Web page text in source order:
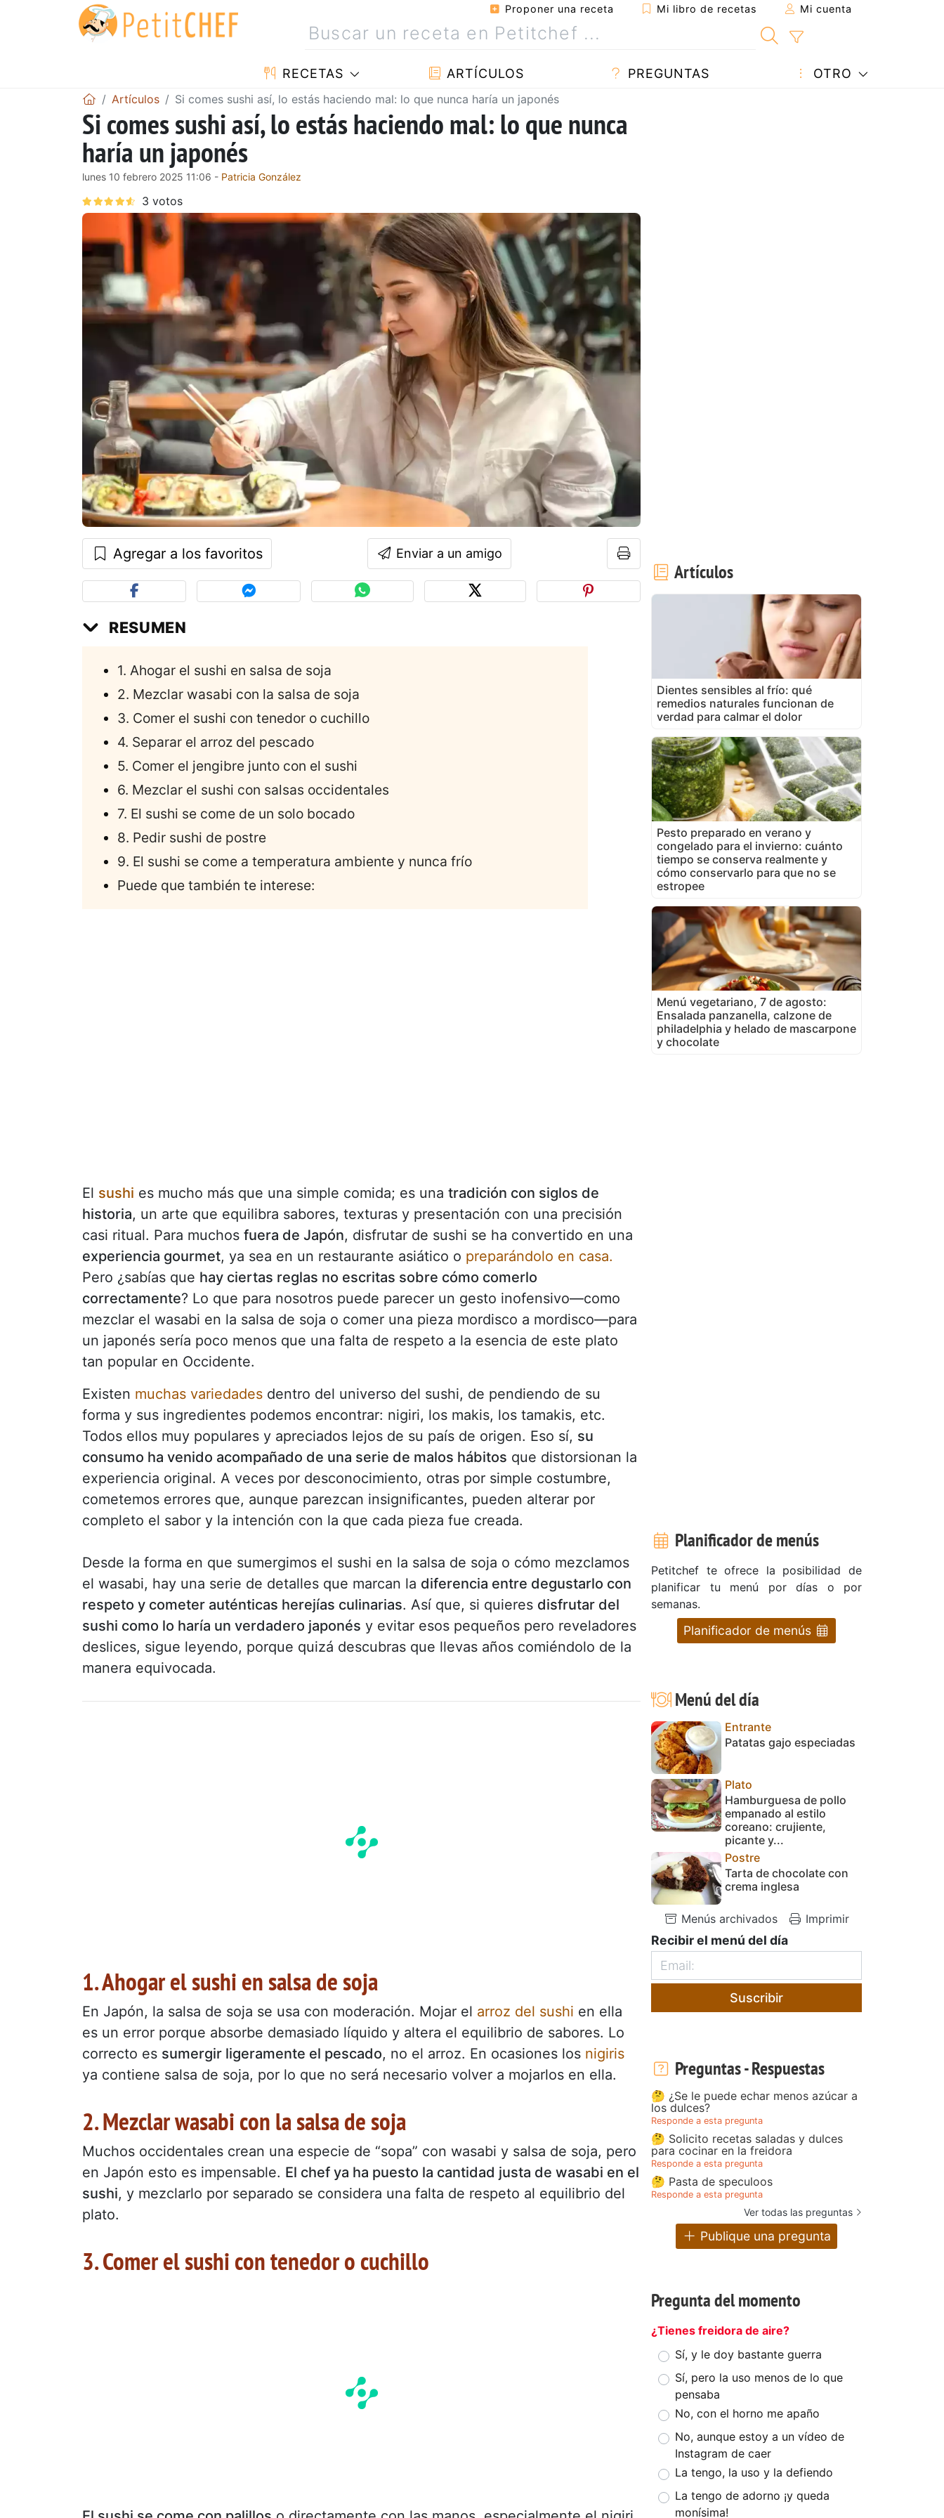
Proponer una receta Mi libro de recetas Mi cuenta
RECETAS ARTÍCULOS PREGUNTAS OTRO
Artículos Si comes sushi así, lo estás haciendo mal: lo que nunca haría un japonés
Si comes sushi así, lo estás haciendo mal: lo que nunca
haría un japonés
lunes 10 febrero 2025 11:06 - Patricia González
Agregar a los favoritos Enviar a un amigo
RESUMEN
1. Ahogar el sushi en salsa de soja
2. Mezclar wasabi con la salsa de soja
3. Comer el sushi con tenedor o cuchillo
4. Separar el arroz del pescado
5. Comer el jengibre junto con el sushi
6. Mezclar el sushi con salsas occidentales
7. El sushi se come de un solo bocado
8. Pedir sushi de postre
9. El sushi se come a temperatura ambiente y nunca frío
Puede que también te interese:
El sushi es mucho más que una simple comida; es una tradición con siglos de
historia, un arte que equilibra sabores, texturas y presentación con una precisión
casi ritual. Para muchos fuera de Japón, disfrutar de sushi se ha convertido en una
experiencia gourmet, ya sea en un restaurante asiático o preparándolo en casa.
Pero ¿sabías que hay ciertas reglas no escritas sobre cómo comerlo
correctamente? Lo que para nosotros puede parecer un gesto inofensivo—como
mezclar el wasabi en la salsa de soja o comer una pieza mordisco a mordisco—para
un japonés sería poco menos que una falta de respeto a la esencia de este plato
tan popular en Occidente.
Existen muchas variedades dentro del universo del sushi, de pendiendo de su
forma y sus ingredientes podemos encontrar: nigiri, los makis, los tamakis, etc.
Todos ellos muy populares y apreciados lejos de su país de origen. Eso sí, su
consumo ha venido acompañado de una serie de malos hábitos que distorsionan la
experiencia original. A veces por desconocimiento, otras por simple costumbre,
cometemos errores que, aunque parezcan insignificantes, pueden alterar por
completo el sabor y la intención con la que cada pieza fue creada.
Desde la forma en que sumergimos el sushi en la salsa de soja o cómo mezclamos
el wasabi, hay una serie de detalles que marcan la diferencia entre degustarlo con
respeto y cometer auténticas herejías culinarias. Así que, si quieres disfrutar del
sushi como lo haría un verdadero japonés y evitar esos pequeños pero reveladores
deslices, sigue leyendo, porque quizá descubras que llevas años comiéndolo de la
manera equivocada.
1. Ahogar el sushi en salsa de soja
En Japón, la salsa de soja se usa con moderación. Mojar el arroz del sushi en ella
es un error porque absorbe demasiado líquido y altera el equilibrio de sabores. Lo
correcto es sumergir ligeramente el pescado, no el arroz. En ocasiones los nigiris
ya contiene salsa de soja, por lo que no será necesario volver a mojarlos en ella.
2. Mezclar wasabi con la salsa de soja
Muchos occidentales crean una especie de “sopa” con wasabi y salsa de soja, pero
en Japón esto es impensable. El chef ya ha puesto la cantidad justa de wasabi en el
sushi, y mezclarlo por separado se considera una falta de respeto al equilibrio del
plato.
3. Comer el sushi con tenedor o cuchillo
Artículos
Dientes sensibles al frío: qué
remedios naturales funcionan de
verdad para calmar el dolor
Pesto preparado en verano y
congelado para el invierno: cuánto
tiempo se conserva realmente y
cómo conservarlo para que no se
estropee
Menú vegetariano, 7 de agosto:
Ensalada panzanella, calzone de
philadelphia y helado de mascarpone
y chocolate
Planificador de menús
Petitchef te ofrece la posibilidad de
planificar tu menú por días o por
semanas.
Planificador de menús
Menú del día
Entrante
Patatas gajo especiadas
Plato
Hamburguesa de pollo
empanado al estilo
coreano: crujiente,
picante y...
Postre
Tarta de chocolate con
crema inglesa
Menús archivados Imprimir
Recibir el menú del día
Suscribir
Preguntas - Respuestas
🤔 ¿Se le puede echar menos azúcar a
los dulces?
Responde a esta pregunta
🤔 Solicito recetas saladas y dulces
para cocinar en la freidora
Responde a esta pregunta
🤔 Pasta de speculoos
Responde a esta pregunta
Ver todas las preguntas
Publique una pregunta
Pregunta del momento
¿Tienes freidora de aire?
Sí, y le doy bastante guerra
Sí, pero la uso menos de lo que
pensaba
No, con el horno me apaño
No, aunque estoy a un vídeo de
Instagram de caer
La tengo, la uso y la defiendo
La tengo de adorno ¡y queda
monísima!